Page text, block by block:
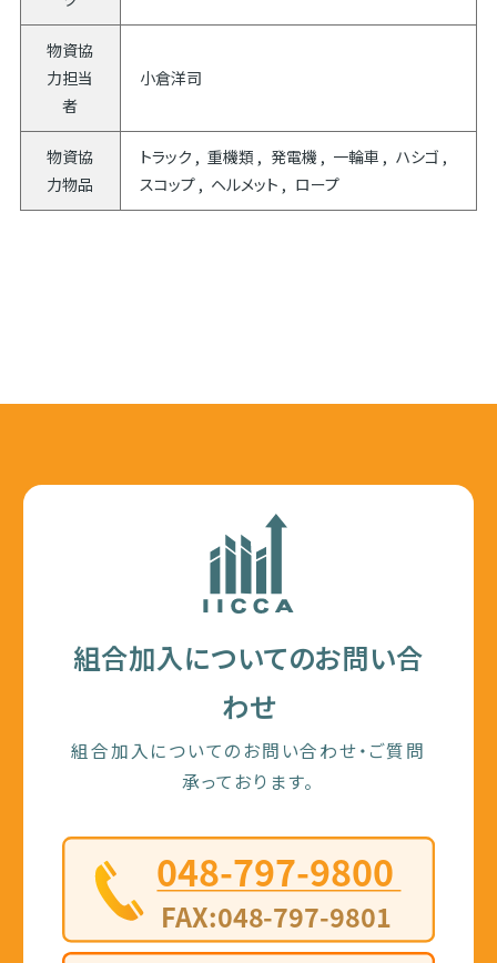
物資協
力担当
者
小倉洋司
物資協
力物品
トラック 重機類 発電機 一輪車
ハシゴ
スコップ
ヘルメット ロープ
組合加入についてのお問い合
わせ
組合加入についてのお問い合わせ・ご質問
承っております。